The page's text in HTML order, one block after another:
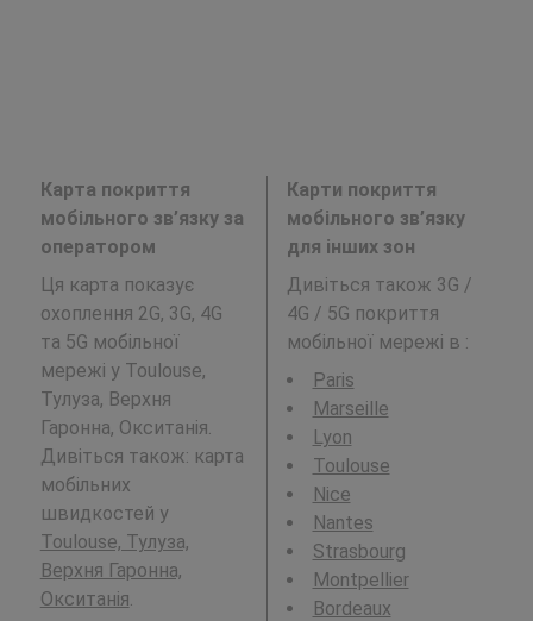
Карта покриття
мобільного зв’язку за
оператором
Ця карта показує
охоплення 2G, 3G, 4G
та 5G мобільної
мережі у Toulouse,
Тулуза, Верхня
Гаронна, Окситанія.
Дивіться також: карта
мобільних
швидкостей у
Toulouse, Тулуза,
Верхня Гаронна,
Окситанія
Карти покриття
мобільного зв’язку
для інших зон
Дивіться також 3G /
4G / 5G покриття
мобільної мережі в :
Paris
Marseille
Lyon
Toulouse
Nice
Nantes
Strasbourg
Montpellier
Bordeaux